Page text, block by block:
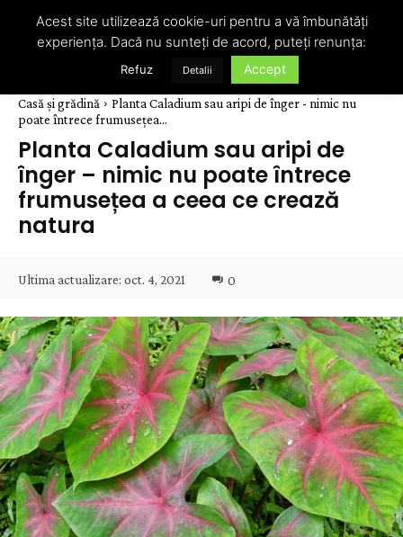
Casă și grădină
Planta Caladium sau aripi de înger - nimic nu
poate întrece frumusețea...
Planta Caladium sau aripi de
înger – nimic nu poate întrece
frumusețea a ceea ce crează
natura
Ultima actualizare: oct. 4, 2021 0
Acest site utilizează cookie-uri pentru a vă îmbunătăți
experiența. Dacă nu sunteți de acord, puteți renunța:
Refuz Detalii Accept